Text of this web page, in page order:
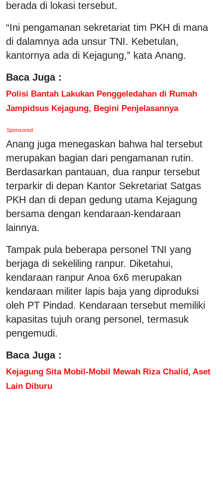
berada di lokasi tersebut.
“Ini pengamanan sekretariat tim PKH di mana
di dalamnya ada unsur TNI. Kebetulan,
kantornya ada di Kejagung,” kata Anang.
Baca Juga :
Polisi Bantah Lakukan Penggeledahan di Rumah
Jampidsus Kejagung, Begini Penjelasannya
Sponsored
Anang juga menegaskan bahwa hal tersebut
merupakan bagian dari pengamanan rutin.
Berdasarkan pantauan, dua ranpur tersebut
terparkir di depan Kantor Sekretariat Satgas
PKH dan di depan gedung utama Kejagung
bersama dengan kendaraan-kendaraan
lainnya.
Tampak pula beberapa personel TNI yang
berjaga di sekeliling ranpur. Diketahui,
kendaraan ranpur Anoa 6x6 merupakan
kendaraan militer lapis baja yang diproduksi
oleh PT Pindad. Kendaraan tersebut memiliki
kapasitas tujuh orang personel, termasuk
pengemudi.
Baca Juga :
Kejagung Sita Mobil-Mobil Mewah Riza Chalid, Aset
Lain Diburu